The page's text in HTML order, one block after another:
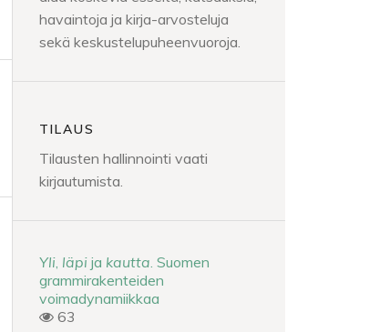
havaintoja ja kirja-arvosteluja
sekä keskustelupuheenvuoroja.
TILAUS
Tilausten hallinnointi vaati
kirjautumista.
Yli läpi ja kautta . Suomen
grammirakenteiden
voimadynamiikkaa
63